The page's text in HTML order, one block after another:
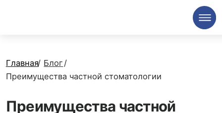
Преимущества частной стоматологии
стоматологии